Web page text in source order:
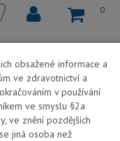
0
obsažené informace a
ve zdravotnictví a
v používání
ve smyslu §2a
ve znění pozdějších
jiná osoba než